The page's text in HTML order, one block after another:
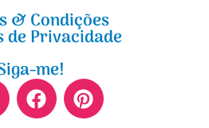
& Condições
de Privacidade
me!